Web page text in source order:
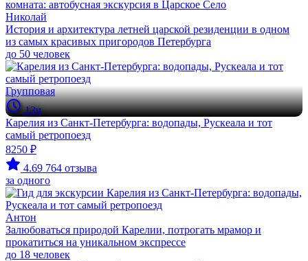
Николай
История и архитектура летней царской резиденции в одном
из самых красивых пригородов Петербурга
до 50 человек
Групповая
13ч
Карелия из Санкт-Петербурга: водопады, Рускеала и тот
самый ретропоезд
8250 ₽
4.69 764 отзыва
за одного
Антон
Залюбоваться природой Карелии, потрогать мрамор и
прокатиться на уникальном экспрессе
до 18 человек